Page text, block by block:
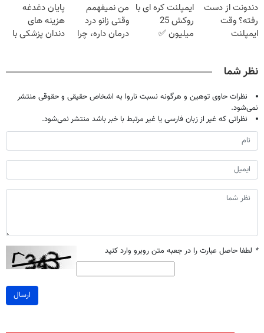
میلیون تومان!!!
دندونت از دست
رفته؟ وقت
ایمپلنت
ایمپلنت کره ای با
روکش 25
میلیون ✅
گارانتی
من نمیفهمم
وقتی زانو درد
درمان داره، چرا
پایان دغدغه
هزینه های
دندان پزشکی با
نظر شما
نظرات حاوی توهین و هرگونه نسبت ناروا به اشخاص حقیقی و حقوقی منتشر
نمی‌شود.
نظراتی که غیر از زبان فارسی یا غیر مرتبط با خبر باشد منتشر نمی‌شود.
* لطفا حاصل عبارت را در جعبه متن روبرو وارد کنید
ارسال